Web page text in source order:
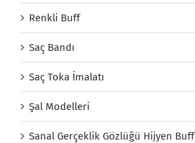
Renkli Buff
Saç Bandı
Saç Toka İmalatı
Şal Modelleri
Sanal Gerçeklik Gözlüğü Hijyen Buff